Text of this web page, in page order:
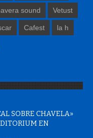
sound Vetust
Cafest la h
SOBRE CHAVELA»
EN